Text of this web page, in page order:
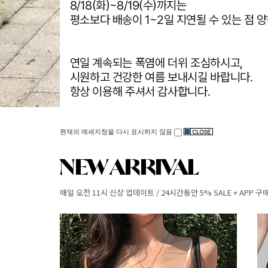
매일 오전 11시 신상 업데이트 / 24시간동안 5% SALE + APP 구
현재의 메세지창을 다시 표시하지 않음